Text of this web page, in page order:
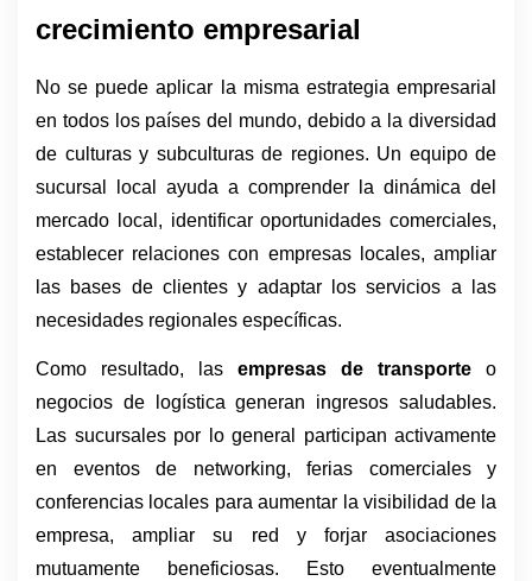
crecimiento empresarial
No se puede aplicar la misma estrategia empresarial
en todos los países del mundo, debido a la diversidad
de culturas y subculturas de regiones. Un equipo de
sucursal local ayuda a comprender la dinámica del
mercado local, identificar oportunidades comerciales,
establecer relaciones con empresas locales, ampliar
las bases de clientes y adaptar los servicios a las
necesidades regionales específicas.
Como resultado, las empresas de transporte o
negocios de logística generan ingresos saludables.
Las sucursales por lo general participan activamente
en eventos de networking, ferias comerciales y
conferencias locales para aumentar la visibilidad de la
empresa, ampliar su red y forjar asociaciones
mutuamente beneficiosas. Esto eventualmente